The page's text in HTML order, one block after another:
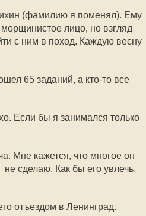
(фамилию я поменял). Ему
лицо, но взгляд
с ним в поход. Каждую весну
65 заданий, а кто-то все
Если бы я занимался только
Мне кажется, что многое он
не сделаю. Как бы его увлечь,
отъездом в Ленинград.